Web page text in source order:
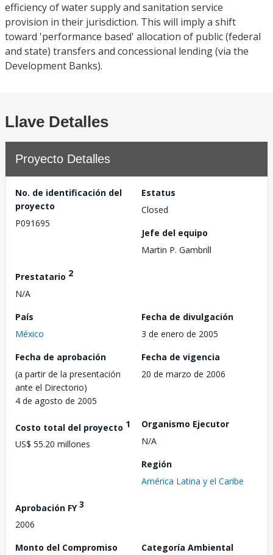
efficiency of water supply and sanitation service
provision in their jurisdiction. This will imply a shift
toward 'performance based' allocation of public (federal
and state) transfers and concessional lending (via the
Development Banks).
Llave Detalles
Proyecto Detalles
No. de identificación del
proyecto
P091695
Estatus
Closed
Jefe del equipo
Martin P. Gambrill
Prestatario 2
N/A
País
México
Fecha de divulgación
3 de enero de 2005
Fecha de aprobación
(a partir de la presentación
ante el Directorio)
4 de agosto de 2005
Fecha de vigencia
20 de marzo de 2006
Costo total del proyecto 1
US$ 55.20 millones
Organismo Ejecutor
N/A
Región
América Latina y el Caribe
Aprobación FY3
2006
Monto del Compromiso
Categoría Ambiental